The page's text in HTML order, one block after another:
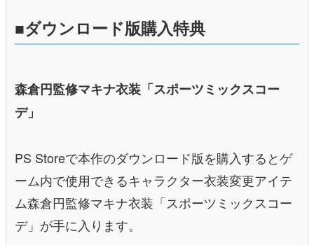
■ダウンロード版購入特典
森倉円監修マキナ衣装「スポーツミックスコー
デ」
PS Storeで本作のダウンロード版を購入するとゲ
ーム内で使用できるキャラクター衣装変更アイテ
ム森倉円監修マキナ衣装「スポーツミックスコー
デ」が手に入ります。